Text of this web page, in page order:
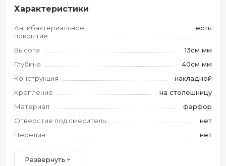
Характеристики
Антибактериальное
покрытие
есть
Высота
13см мм
Глубина
40см мм
Конструкция
накладной
Крепление
на столешницу
Материал
фарфор
Отверстие под смеситель
нет
Перелив
нет
Развернуть